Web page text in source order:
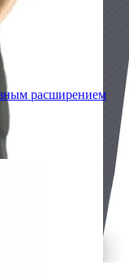
расширением